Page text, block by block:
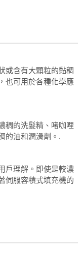
或含有大顆粒的黏稠
也可用於各種化學應
稠的洗髮精、啫咖哩
的油和潤滑劑。.
戶理解。即使是較濃
伺服容積式填充機的